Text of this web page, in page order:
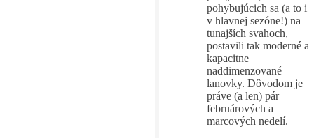
pohybujúcich sa (a to i
v hlavnej sezóne!) na
tunajších svahoch,
postavili tak moderné a
kapacitne
naddimenzované
lanovky. Dôvodom je
práve (a len) pár
februárových a
marcových nedelí.